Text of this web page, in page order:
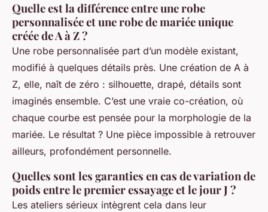
Quelle est la différence entre une robe
personnalisée et une robe de mariée unique
créée de A à Z ?
Une robe personnalisée part d’un modèle existant,
modifié à quelques détails près. Une création de A à
Z, elle, naît de zéro : silhouette, drapé, détails sont
imaginés ensemble. C’est une vraie co-création, où
chaque courbe est pensée pour la morphologie de la
mariée. Le résultat ? Une pièce impossible à retrouver
ailleurs, profondément personnelle.
Quelles sont les garanties en cas de variation de
poids entre le premier essayage et le jour J ?
Les ateliers sérieux intègrent cela dans leur